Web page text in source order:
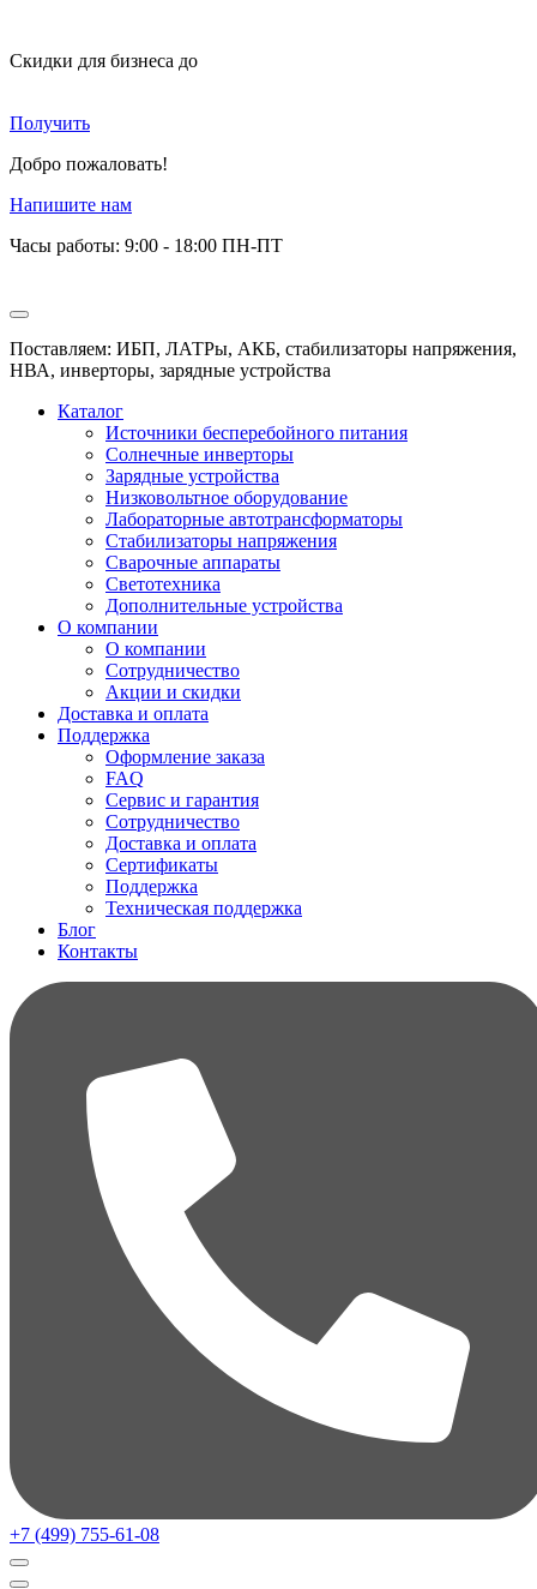
Скидки для бизнеса до
Получить
Добро пожаловать!
Напишите нам
Часы работы: 9:00 - 18:00 ПН-ПТ
Поставляем: ИБП, ЛАТРы, АКБ, стабилизаторы напряжения,
НВА, инверторы, зарядные устройства
Каталог
Источники бесперебойного питания
Солнечные инверторы
Зарядные устройства
Низковольтное оборудование
Лабораторные автотрансформаторы
Стабилизаторы напряжения
Сварочные аппараты
Светотехника
Дополнительные устройства
О компании
О компании
Сотрудничество
Акции и скидки
Доставка и оплата
Поддержка
Оформление заказа
FAQ
Сервис и гарантия
Сотрудничество
Доставка и оплата
Сертификаты
Поддержка
Техническая поддержка
Блог
Контакты
+7 (499) 755-61-08